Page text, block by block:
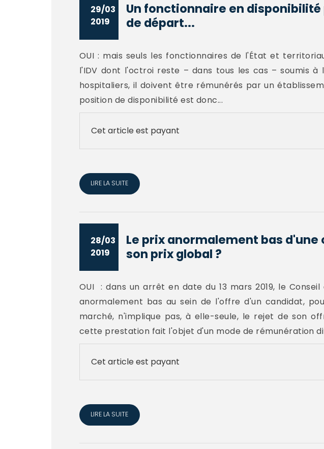
29/03
2019
Un fonctionnaire en
de départ...
OUI : mais seuls les fonctionnaires de l'État et
l'IDV dont l'octroi reste – dans tous les cas – soumis
hospitaliers, il doivent être rémunérés par un
position de disponibilité est donc...
Cet article est payant
LIRE LA SUITE
28/03
2019
Le prix anormalement bas
son prix global ?
OUI : dans un arrêt en date du 13 mars 2019, le
anormalement bas au sein de l'offre d'un candidat,
marché, n'implique pas, à elle-seule, le rejet de son
cette prestation fait l'objet d'un mode de rémunération
Cet article est payant
LIRE LA SUITE